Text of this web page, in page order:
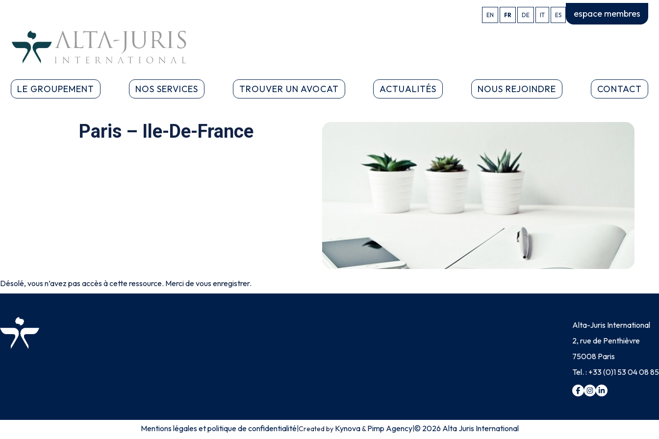
EN FR DE IT ES espace membres
LE GROUPEMENT NOS SERVICES TROUVER UN AVOCAT ACTUALITÉS NOUS REJOINDRE CONTACT
Paris – Ile-De-France
Désolé, vous n’avez pas accès à cette ressource. Merci de vous enregistrer.
Alta-Juris International
2, rue de Penthièvre
75008 Paris
Tel. : +33 (0)1 53 04 08 85
Mentions légales et politique de confidentialité|Created by Kynova&Pimp Agency|© 2026 Alta Juris International